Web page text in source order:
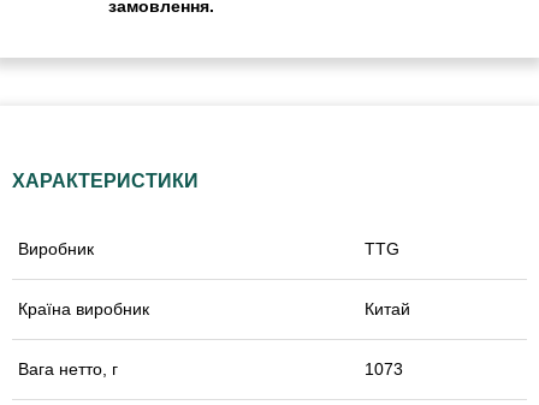
замовлення.
ХАРАКТЕРИСТИКИ
Виробник TTG
Країна виробник Китай
Вага нетто, г 1073